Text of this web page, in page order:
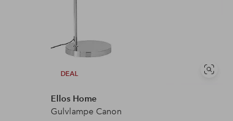
DEAL
Se
Ellos Home
Gulvlampe Canon